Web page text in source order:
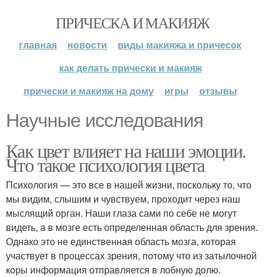
ПРИЧЕСКА И МАКИЯЖ
главная новости
виды макияжа и причесок
как делать прически и макияж
прически и макияж на дому
игры отзывы
Научные исследования
Как цвет влияет на наши эмоции.
Что такое психология цвета
Психология — это все в нашей жизни, поскольку то, что
мы видим, слышим и чувствуем, проходит через наш
мыслящий орган. Наши глаза сами по себе не могут
видеть, а в мозге есть определенная область для зрения.
Однако это не единственная область мозга, которая
участвует в процессах зрения, потому что из затылочной
коры информация отправляется в лобную долю.